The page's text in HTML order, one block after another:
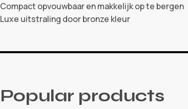
Compact opvouwbaar en makkelijk op te bergen
Luxe uitstraling door bronze kleur
Popular products